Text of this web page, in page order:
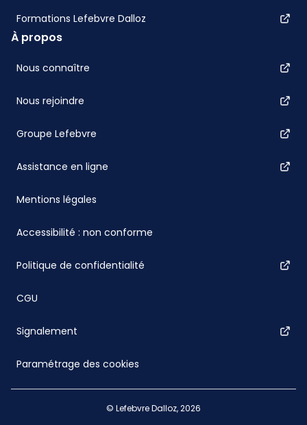
Formations Lefebvre Dalloz
À propos
Nous connaître
Nous rejoindre
Groupe Lefebvre
Assistance en ligne
Mentions légales
Accessibilité : non conforme
Politique de confidentialité
CGU
Signalement
Paramétrage des cookies
© Lefebvre Dalloz, 2026